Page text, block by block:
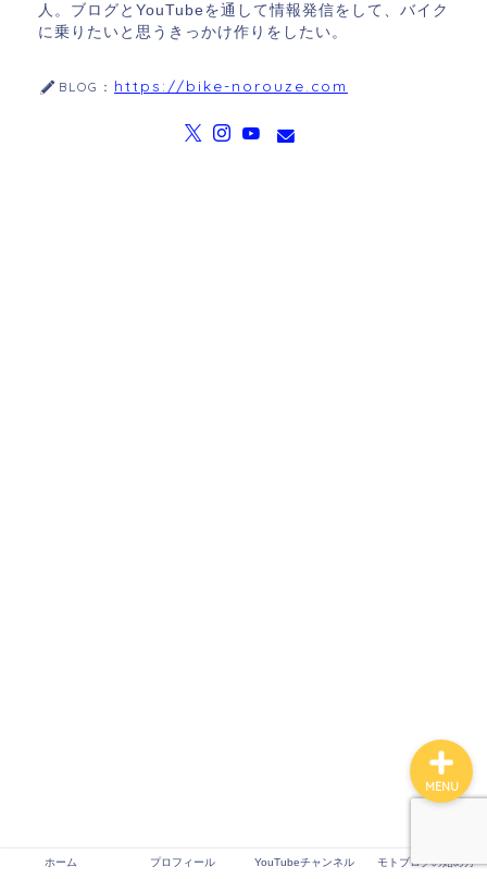
人。ブログとYouTubeを通して情報発信をして、バイク
に乗りたいと思うきっかけ作りをしたい。
BLOG： https://bike-norouze.com
ホーム プロフィール YouTubeチャンネル モトブログの始め方
MENU